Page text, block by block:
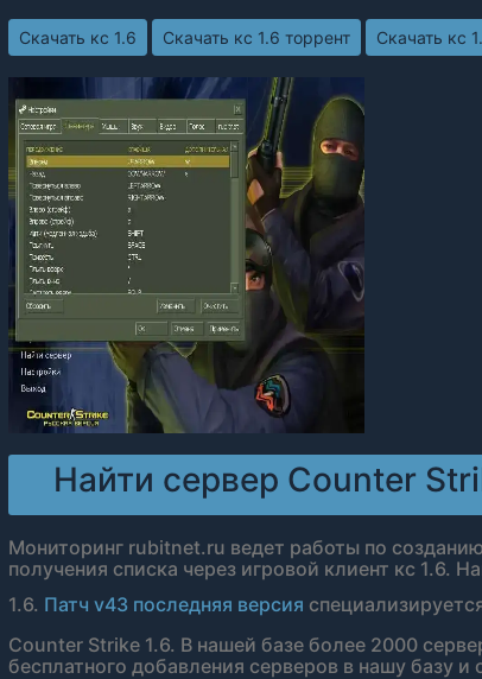
Скачать кс 1.6 Скачать кс 1.6 торрент Скачать кс
Найти сервер Counter
Мониторинг rubitnet.ru ведет работы по
получения списка через игровой клиент кс 1.6.
1.6. Патч v43 последняя версия
Counter Strike 1.6. В нашей базе более 2000
бесплатного добавления серверов в нашу базу